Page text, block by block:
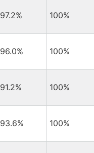
97.2% 100%
96.0% 100%
91.2% 100%
93.6% 100%